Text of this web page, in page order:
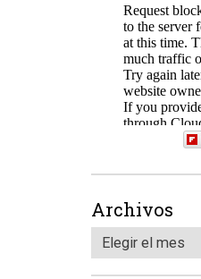
Archivos
Elegir el mes